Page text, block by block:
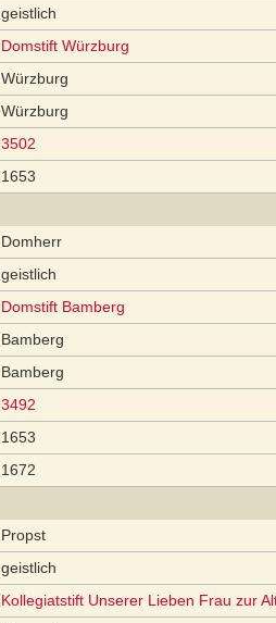
geistlich
Domstift Würzburg
Würzburg
Würzburg
3502
1653
Domherr
geistlich
Domstift Bamberg
Bamberg
Bamberg
3492
1653
1672
Propst
geistlich
Kollegiatstift Unserer Lieben Frau zur